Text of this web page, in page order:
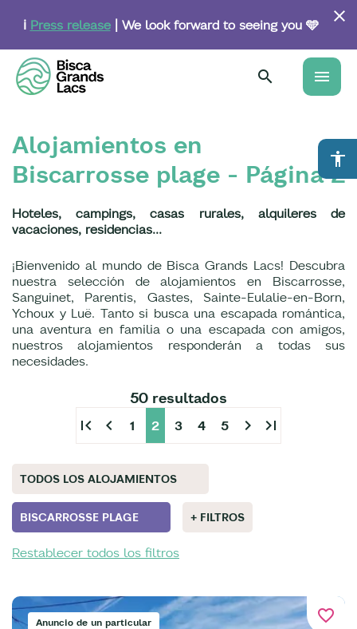
content
ℹ️ Press release| We look forward to seeing you 🩵
menu
accessibility
Alojamientos en
Biscarrosse plage - Página 2
Hoteles, campings, casas rurales, alquileres de
vacaciones, residencias...
¡Bienvenido al mundo de Bisca Grands Lacs! Descubra
nuestra selección de alojamientos en Biscarrosse,
Sanguinet, Parentis, Gastes, Sainte-Eulalie-en-Born,
Ychoux y Luë. Tanto si busca una escapada romántica,
una aventura en familia o una escapada con amigos,
nuestros alojamientos responderán a todas sus
necesidades.
50 resultados
first_page chevron_left 1 2 3 4 5 chevron_right last_page
TODOS LOS ALOJAMIENTOS
BISCARROSSE PLAGE + FILTROS
Restablecer todos los filtros
favorite_border
Anuncio de un particular